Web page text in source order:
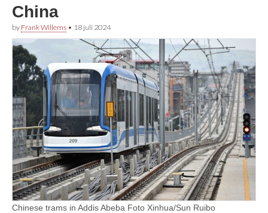
China
by Frank Willems • 18 juli 2024
Chinese trams in Addis Abeba Foto Xinhua/Sun Ruibo